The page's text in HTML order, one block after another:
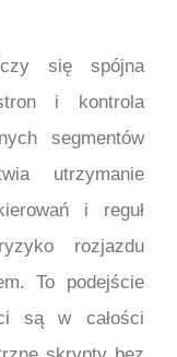
się spójna
i kontrola
segmentów
utrzymanie
i reguł
rozjazdu
To podejście
są w całości